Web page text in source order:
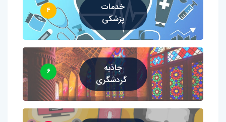
خدمات
پزشکی
۴
جاذبه
گردشگری
۶